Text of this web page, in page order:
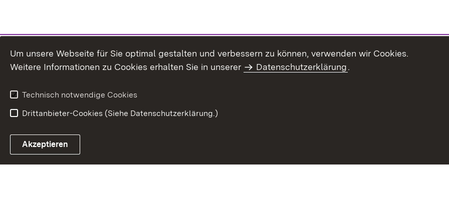
Um unsere Webseite für Sie optimal gestalten und verbessern zu können, verwenden wir Cookies.
Weitere Informationen zu Cookies erhalten Sie in unserer
Datenschutzerklärung.
Technisch notwendige Cookies
Drittanbieter-Cookies (Siehe Datenschutzerklärung.)
Akzeptieren